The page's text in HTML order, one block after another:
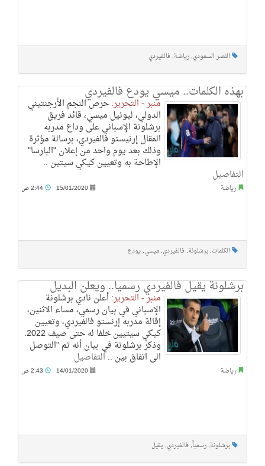
النصر السعودي, رياضة, فالفيردي
بهذه الكلمات.. ميسي يودع فالفيردي
منبر - التحرير:حرص النجم الأرجنتيني
الدولي، ليونيل ميسي، قائد فريق
برشلونة الإسباني على وداع مدربه
المقال إرنيستو فالفيردي، برسالة مؤثرة
وذلك بعد يوم واحد من إعلان "البارسا"
الإطاحة به وتعيين كيكي سيتين ..
التفاصيل
رياضة 15/01/2020
الكلمات, برشلونة, فالفيردي, ميسي, يودع
برشلونة يقيل فالفيردي رسميا.. ويعلن البديل
منبر - التحرير:أعلن نادي برشلونة
الإسباني في بيان رسمي، مساء الاثنين،
إقالة مدربه إرنستو فالفيردي، وتعيين
كيكي سيتيين خلفا له حتى صيف 2022.
وذكر برشلونة في بيان أنه تم "التوصل
الى اتفاق بين ..التفاصيل
رياضة 14/01/2020
برشلونة, رسمياً, فالفيردي, يقيل